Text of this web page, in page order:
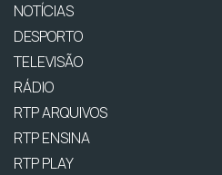
NOTÍCIAS
DESPORTO
TELEVISÃO
RÁDIO
RTP ARQUIVOS
RTP ENSINA
RTP PLAY